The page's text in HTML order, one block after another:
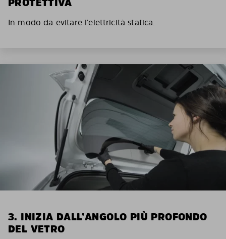
In modo da evitare l’elettricità statica.
3. INIZIA DALL’ANGOLO PIÙ PROFONDO
DEL VETRO